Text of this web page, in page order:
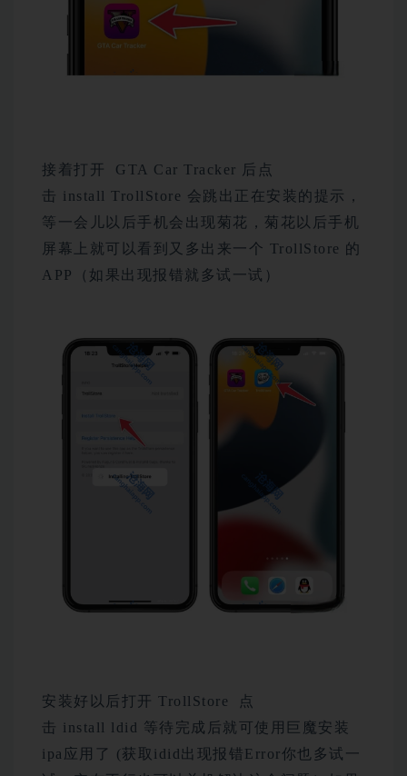
接着打开 GTA Car Tracker 后点
击 install TrollStore 会跳出正在安装的提示，
等一会儿以后手机会出现菊花，菊花以后手机
屏幕上就可以看到又多出来一个 TrollStore 的
APP（如果出现报错就多试一试）
安装好以后打开 TrollStore 点
击 install ldid 等待完成后就可使用巨魔安装
ipa应用了 (获取idid出现报错Error你也多试一